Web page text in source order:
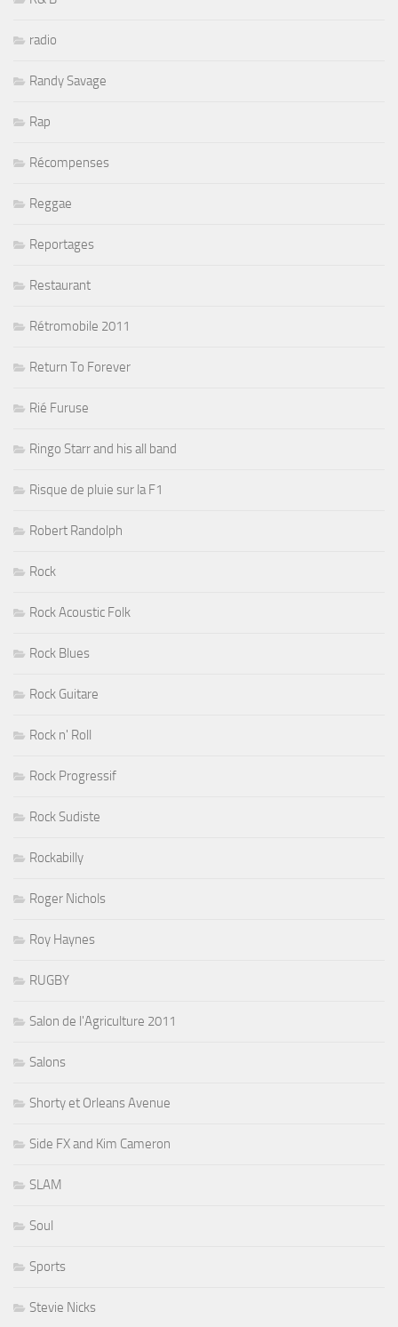
radio
Randy Savage
Rap
Récompenses
Reggae
Reportages
Restaurant
Rétromobile 2011
Return To Forever
Rié Furuse
Ringo Starr and his all band
Risque de pluie sur la F1
Robert Randolph
Rock
Rock Acoustic Folk
Rock Blues
Rock Guitare
Rock n' Roll
Rock Progressif
Rock Sudiste
Rockabilly
Roger Nichols
Roy Haynes
RUGBY
Salon de l'Agriculture 2011
Salons
Shorty et Orleans Avenue
Side FX and Kim Cameron
SLAM
Soul
Sports
Stevie Nicks